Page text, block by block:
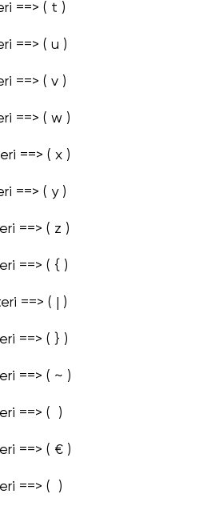
==> ( t )
==> ( u )
==> ( v )
==> ( w )
==> ( x )
==> ( y )
==> ( z )
==> ( { )
==> ( | )
==> ( } )
==> ( ~ )
==> (  )
==> ( € )
==> (  )